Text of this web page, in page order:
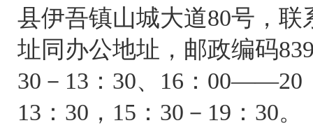
县伊吾镇山城大道80号，联
址同办公地址，邮政编码
30－13：30、16：00——20
13：30，15：30－19：30。